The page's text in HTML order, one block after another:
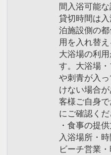
※旅行代金に含ま
キッズミールパス
児のお子様）
こどもFでご予約
学児）のお子様に
ートをお渡しします
対象レストランで
合、下記レストラ
をご用意いたします
間入浴可能
貸切時間は
泊施設側の
用を入れ替
大浴場の利
す。大浴場
や刺青が入
けない場合
客様ご自身
にご確認くだ
・食事の提
入浴場所・
ビーチ営業